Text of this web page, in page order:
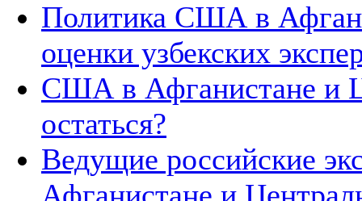
Политика США в
оценки узбекских
США в Афганистане и
остаться?
Ведущие российские